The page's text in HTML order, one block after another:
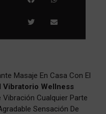
Masaje En Casa Con El
Vibratorio Wellness
Cualquier Parte
Sensación De